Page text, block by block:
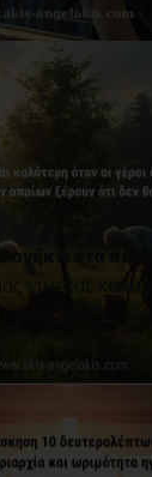
ανήκει στα
γίνεται
γέροι φυτ[...]